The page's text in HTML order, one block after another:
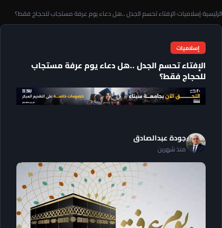
الرئيسية›إسلاميات›الإفتاء تحسم الجدل ..هل دعاء يوم عرفة مستجاب للحجاج فقط؟
إسلاميات
الإفتاء تحسم الجدل ..هل دعاء يوم عرفة مستجاب
للحجاج فقط؟
جودة عبدالصادق
منذ شهرين